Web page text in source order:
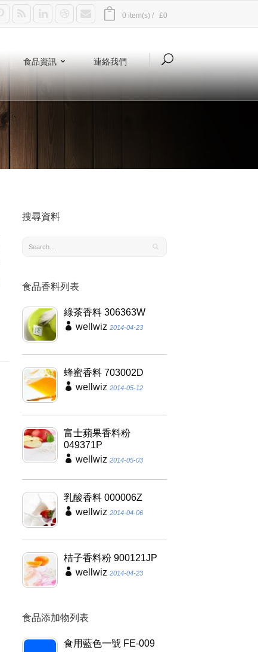
0 item(s) / £0
食品資訊 連絡我們
搜尋資料
食品香料列表
綠茶香料 306363W
wellwiz 2014-04-23
蜂蜜香料 703002D
wellwiz 2014-05-12
富士蘋果香料粉
049371P
wellwiz 2014-05-03
乳酸香料 000006Z
wellwiz 2014-04-06
桔子香料粉 900121JP
wellwiz 2014-04-23
食品添加物列表
食用藍色一號 FE-009